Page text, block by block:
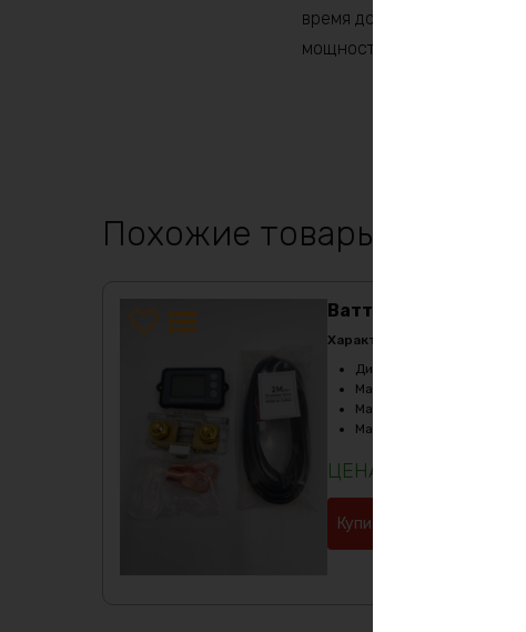
время до полного разряда/
мощность подключенной
Похожие товары
Ваттметр ЕК ТК15
Характеристики:
Диапазон силы тока
Максимальный ток заряда
Максимальный ток разряда
Масса
Купить в 1 клик